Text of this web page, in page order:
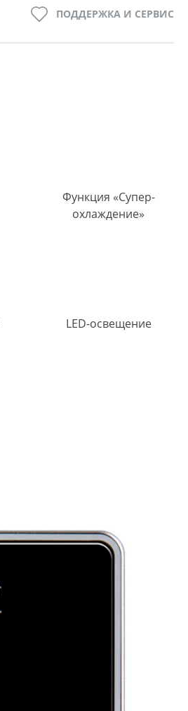
ПОДДЕРЖКА И СЕРВИС
Функция «Супер-
охлаждение»
LED-освещение